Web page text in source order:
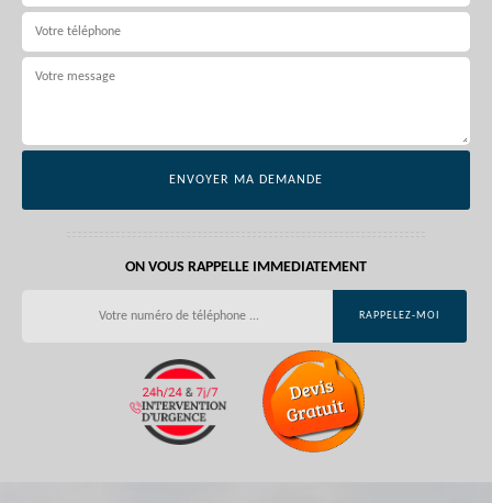
ON VOUS RAPPELLE IMMEDIATEMENT